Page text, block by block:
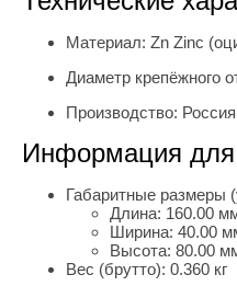
Материал: Zn Zinc
Диаметр крепёжного
Производство: Россия
Информация для
Габаритные размеры
Длина: 160.00
Ширина: 40.00
Высота: 80.00
Вес (брутто): 0.360 кг